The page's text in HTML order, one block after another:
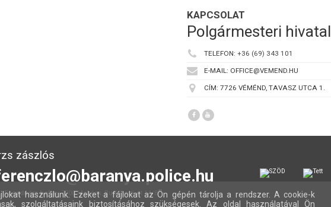
KAPCSOLAT
Polgármesteri hivatal
TELEFON: +36 (69) 343 101
E-MAIL: OFFICE@VEMEND.HU
CÍM: 7726 VÉMÉND, TAVASZ UTCA 1.
zászlós
Fogadóóra helye:7700 Mohács, Budapesti út 14/B
használunk. Ezeket a fájlokat az Ön gépén tárolja a rendszer. A cookie-k
szolgáltatásaink biztosításához szükségesek. Az oldal használatával Ön